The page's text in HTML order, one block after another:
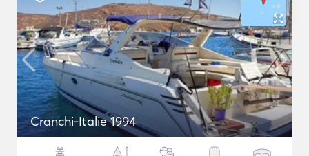
Cranchi-Italie 1994